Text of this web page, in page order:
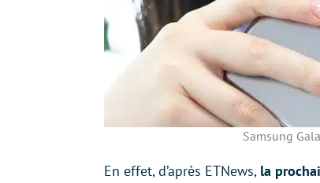
Samsung
En effet, d’après ETNews, la